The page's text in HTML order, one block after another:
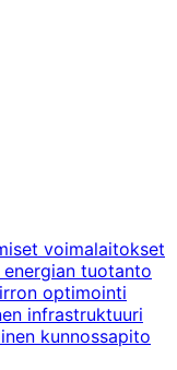
voimalaitokset
energian tuotanto
optimointi
infrastruktuuri
kunnossapito